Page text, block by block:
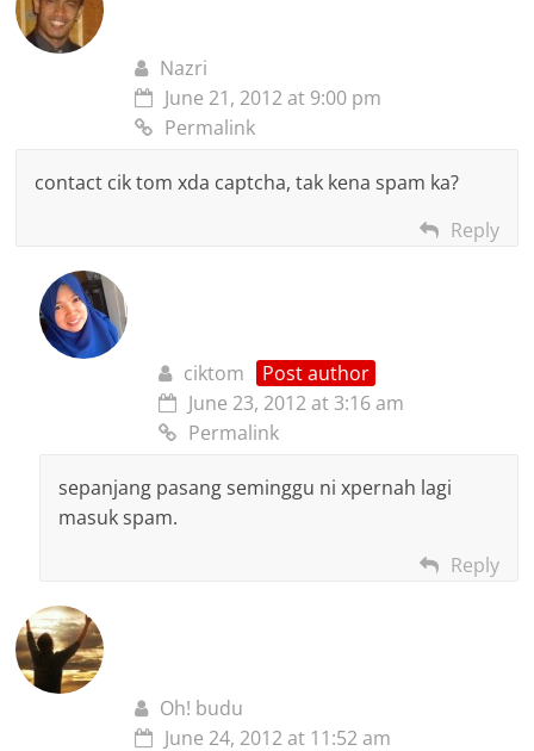
Nazri
June 21, 2012 at 9:00 pm
Permalink
contact cik tom xda captcha, tak kena spam ka?
Reply
ciktom
Post author
June 23, 2012 at 3:16 am
Permalink
sepanjang pasang seminggu ni xpernah lagi
masuk spam.
Reply
Oh! budu
June 24, 2012 at 11:52 am